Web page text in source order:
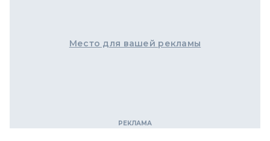
Место для вашей рекламы